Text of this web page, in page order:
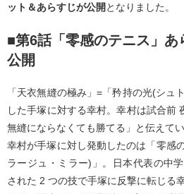
ット＆あらすじが公開 となりました。
■第6話「零感のテニス」あ
公開
「天衣無縫の極み」=「矜持の光(シュ
した手塚に対する幸村。幸村は試合前
無縫にならなくても勝てる」と伝えてい
幸村が手塚に対し発動したのは「零感
ラージュ・ミラー)」。日本代表の中
された 2 つの技で手塚に反撃に転じる幸